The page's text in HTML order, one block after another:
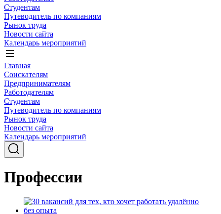
Студентам
Путеводитель по компаниям
Рынок труда
Новости сайта
Календарь мероприятий
Главная
Соискателям
Предпринимателям
Работодателям
Студентам
Путеводитель по компаниям
Рынок труда
Новости сайта
Календарь мероприятий
Профессии